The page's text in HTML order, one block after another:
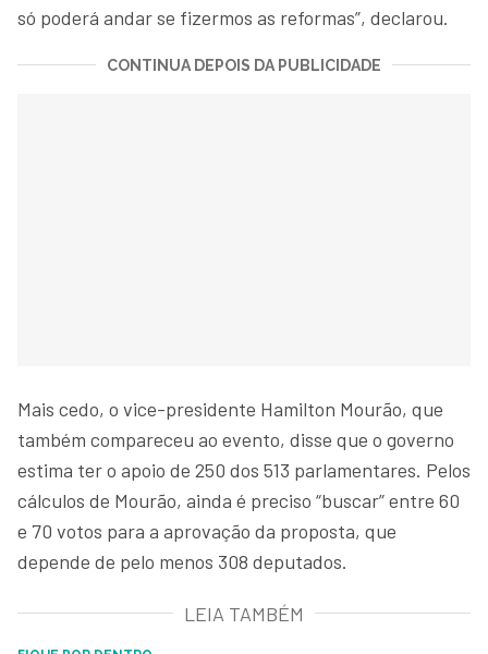
só poderá andar se fizermos as reformas”, declarou.
CONTINUA DEPOIS DA PUBLICIDADE
Mais cedo, o vice-presidente Hamilton Mourão, que
também compareceu ao evento, disse que o governo
estima ter o apoio de 250 dos 513 parlamentares. Pelos
cálculos de Mourão, ainda é preciso “buscar” entre 60
e 70 votos para a aprovação da proposta, que
depende de pelo menos 308 deputados.
LEIA TAMBÉM